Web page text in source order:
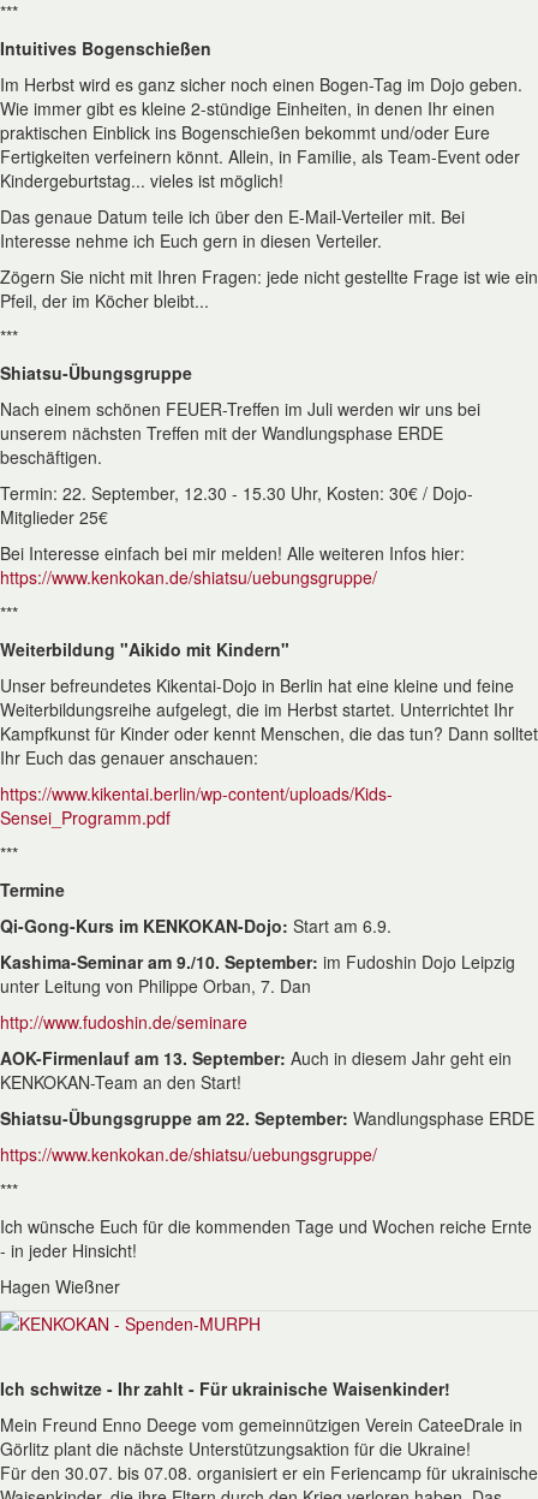
***
Intuitives Bogenschießen
Im Herbst wird es ganz sicher noch einen Bogen-Tag im Dojo geben.
Wie immer gibt es kleine 2-stündige Einheiten, in denen Ihr einen
praktischen Einblick ins Bogenschießen bekommt und/oder Eure
Fertigkeiten verfeinern könnt. Allein, in Familie, als Team-Event oder
Kindergeburtstag... vieles ist möglich!
Das genaue Datum teile ich über den E-Mail-Verteiler mit. Bei
Interesse nehme ich Euch gern in diesen Verteiler.
Zögern Sie nicht mit Ihren Fragen: jede nicht gestellte Frage ist wie ein
Pfeil, der im Köcher bleibt...
***
Shiatsu-Übungsgruppe
Nach einem schönen FEUER-Treffen im Juli werden wir uns bei
unserem nächsten Treffen mit der Wandlungsphase ERDE
beschäftigen.
Termin: 22. September, 12.30 - 15.30 Uhr, Kosten: 30€ / Dojo-
Mitglieder 25€
Bei Interesse einfach bei mir melden! Alle weiteren Infos hier:
https://www.kenkokan.de/shiatsu/uebungsgruppe/
***
Weiterbildung "Aikido mit Kindern"
Unser befreundetes Kikentai-Dojo in Berlin hat eine kleine und feine
Weiterbildungsreihe aufgelegt, die im Herbst startet. Unterrichtet Ihr
Kampfkunst für Kinder oder kennt Menschen, die das tun? Dann solltet
Ihr Euch das genauer anschauen:
https://www.kikentai.berlin/wp-content/uploads/Kids-
Sensei_Programm.pdf
***
Termine
Qi-Gong-Kurs im KENKOKAN-Dojo: Start am 6.9.
Kashima-Seminar am 9./10. September: im Fudoshin Dojo Leipzig
unter Leitung von Philippe Orban, 7. Dan
http://www.fudoshin.de/seminare
AOK-Firmenlauf am 13. September: Auch in diesem Jahr geht ein
KENKOKAN-Team an den Start!
Shiatsu-Übungsgruppe am 22. September: Wandlungsphase ERDE
https://www.kenkokan.de/shiatsu/uebungsgruppe/
***
Ich wünsche Euch für die kommenden Tage und Wochen reiche Ernte
- in jeder Hinsicht!
Hagen Wießner
Ich schwitze - Ihr zahlt - Für ukrainische Waisenkinder!
Mein Freund Enno Deege vom gemeinnützigen Verein CateeDrale in
Görlitz plant die nächste Unterstützungsaktion für die Ukraine!
Für den 30.07. bis 07.08. organisiert er ein Feriencamp für ukrainische